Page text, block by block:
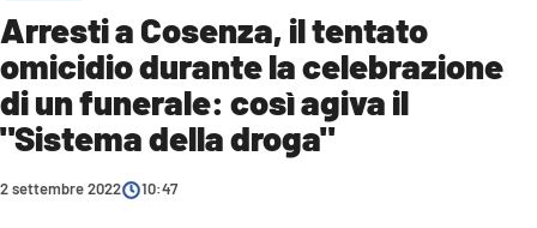
CRONACA
POLITICA
COSENZA CALCIO
ECONOMIA E LAVORO
ITALIA MONDO
Arresti a Cosenza, il tentato
omicidio durante la celebrazione
di un funerale: così agiva il
"Sistema della droga"
2 settembre 2022 10:47